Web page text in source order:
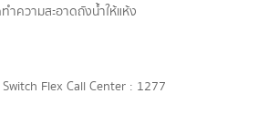
ทำความสะอาดถังน้ำให้แห้ง
Flex Call Center : 1277